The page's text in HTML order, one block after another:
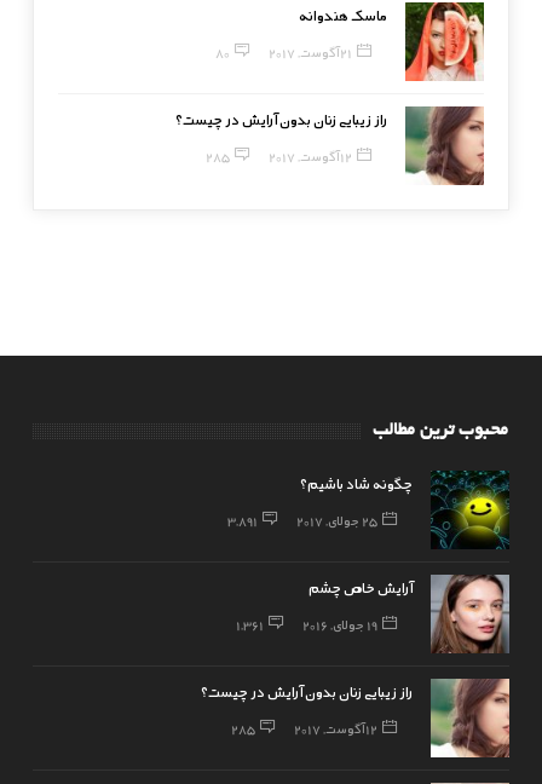
ماسک هندوانه
21 آگوست, 2017 80
راز زیبایی زنان بدون آرایش در چیست؟
12 آگوست, 2017 285
محبوب ترین مطالب
چگونه شاد باشیم؟
25 جولای, 2017 3,891
آرایش خاص چشم
19 جولای, 2016 1,361
راز زیبایی زنان بدون آرایش در چیست؟
12 آگوست, 2017 285